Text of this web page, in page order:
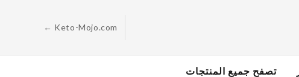
← Keto-Mojo.com
تصفح جميع المنتجات